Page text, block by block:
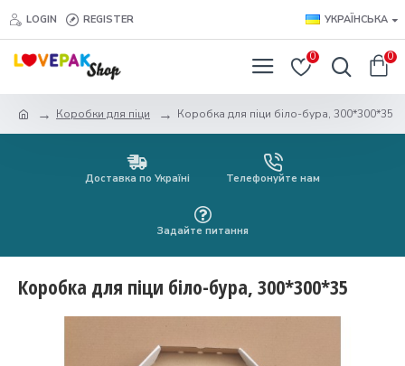
LOGIN REGISTER УКРАЇНСЬКА
0 0
Коробки для піци Коробка для піци біло-бура, 300*300*35
Доставка по Україні Телефонуйте нам
Задайте питання
Коробка для піци біло-бура, 300*300*35